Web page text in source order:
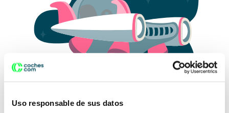
Uso responsable de sus datos